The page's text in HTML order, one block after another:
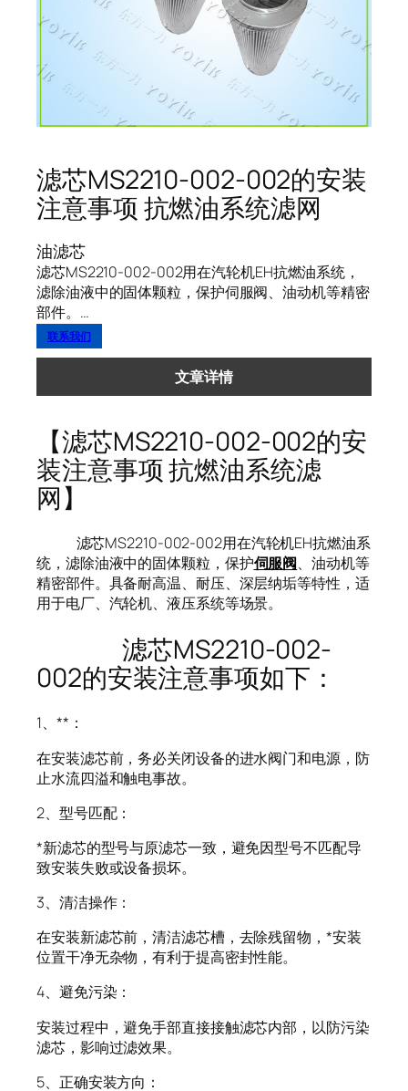
滤芯MS2210-002-002的安装
注意事项 抗燃油系统滤网
油滤芯
滤芯MS2210-002-002用在汽轮机EH抗燃油系统，
滤除油液中的固体颗粒，保护伺服阀、油动机等精密
部件。…
联系我们
文章详情
【滤芯MS2210-002-002的安
装注意事项 抗燃油系统滤
网】
滤芯MS2210-002-002用在汽轮机EH抗燃油系
统，滤除油液中的固体颗粒，保护伺服阀、油动机等
精密部件。具备耐高温、耐压、深层纳垢等特性，适
用于电厂、汽轮机、液压系统等场景。
滤芯MS2210-002-
002的安装注意事项如下：
1、**：
在安装滤芯前，务必关闭设备的进水阀门和电源，防
止水流四溢和触电事故。
2、型号匹配：
*新滤芯的型号与原滤芯一致，避免因型号不匹配导
致安装失败或设备损坏。
3、清洁操作：
在安装新滤芯前，清洁滤芯槽，去除残留物，*安装
位置干净无杂物，有利于提高密封性能。
4、避免污染：
安装过程中，避免手部直接接触滤芯内部，以防污染
滤芯，影响过滤效果。
5、正确安装方向：